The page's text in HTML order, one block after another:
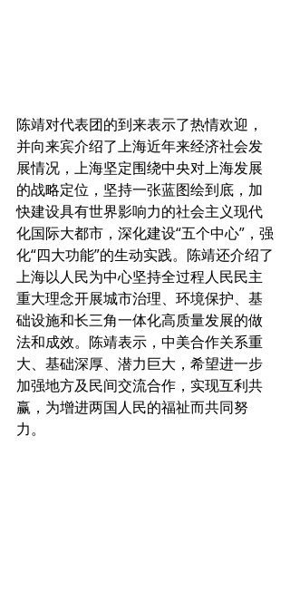
陈靖对代表团的到来表示了热情欢迎，
并向来宾介绍了上海近年来经济社会发
展情况，上海坚定围绕中央对上海发展
的战略定位，坚持一张蓝图绘到底，加
快建设具有世界影响力的社会主义现代
化国际大都市，深化建设“五个中心”，强
化“四大功能”的生动实践。陈靖还介绍了
上海以人民为中心坚持全过程人民民主
重大理念开展城市治理、环境保护、基
础设施和长三角一体化高质量发展的做
法和成效。陈靖表示，中美合作关系重
大、基础深厚、潜力巨大，希望进一步
加强地方及民间交流合作，实现互利共
赢，为增进两国人民的福祉而共同努
力。